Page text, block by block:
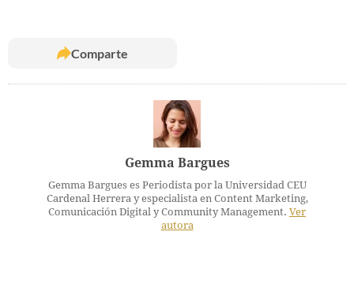
Comparte
Gemma Bargues
Gemma Bargues es Periodista por la Universidad CEU
Cardenal Herrera y especialista en Content Marketing,
Comunicación Digital y Community Management. Ver
autora